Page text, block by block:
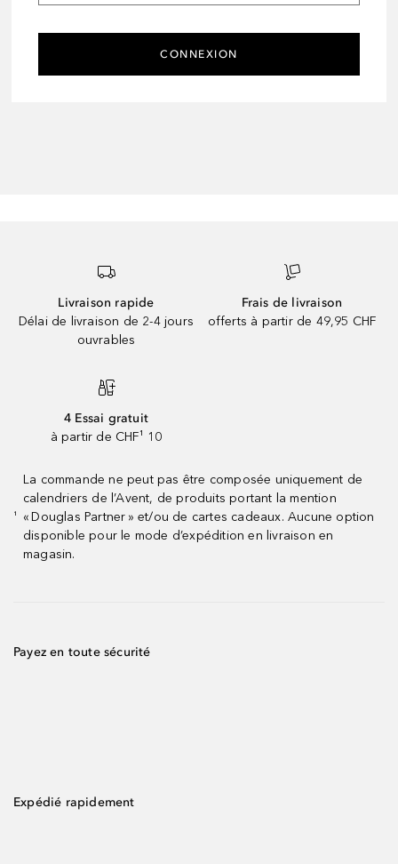
CONNEXION
Livraison rapide
Délai de livraison de 2-4 jours
ouvrables
Frais de livraison
offerts à partir de 49,95 CHF
4 Essai gratuit
à partir de CHF¹ 10
¹
La commande ne peut pas être composée uniquement de
calendriers de l’Avent, de produits portant la mention
« Douglas Partner » et/ou de cartes cadeaux. Aucune option
disponible pour le mode d’expédition en livraison en
magasin.
Payez en toute sécurité
Expédié rapidement